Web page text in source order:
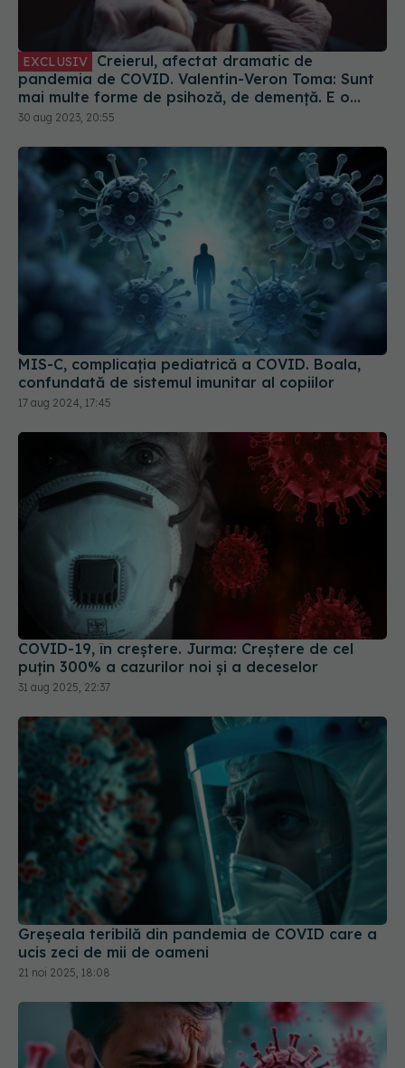
EXCLUSIV
pandemia de COVID. Valentin-Veron Toma: Sunt
mai multe forme de psihoză, de demență. E o
accelerare a unor fenomene care păreau să fie
30 aug 2023, 20:55
MIS-C, complicația pediatrică a COVID. Boala,
confundată de sistemul imunitar al copiilor
17 aug 2024, 17:45
COVID-19, în creștere. Jurma: Creștere de cel
puțin 300% a cazurilor noi și a deceselor
31 aug 2025, 22:37
Greșeala teribilă din pandemia de COVID care a
ucis zeci de mii de oameni
21 noi 2025, 18:08